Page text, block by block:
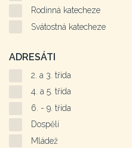
Rodinná katecheze
Svátostná katecheze
ADRESÁTI
2. a 3. třída
4. a 5. třída
6. - 9. třída
Dospělí
Mládež